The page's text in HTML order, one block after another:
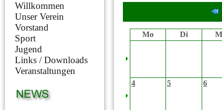
Willkommen
Unser Verein
Vorstand
Sport
Jugend
Links / Downloads
Veranstaltungen
Mo Di
4 5 6